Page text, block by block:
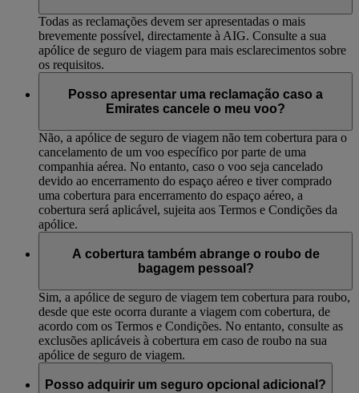
Todas as reclamações devem ser apresentadas o mais
brevemente possível, directamente à AIG. Consulte a sua
apólice de seguro de viagem para mais esclarecimentos sobre
os requisitos.
Posso apresentar uma reclamação caso a
Emirates cancele o meu voo?
Não, a apólice de seguro de viagem não tem cobertura para o
cancelamento de um voo específico por parte de uma
companhia aérea. No entanto, caso o voo seja cancelado
devido ao encerramento do espaço aéreo e tiver comprado
uma cobertura para encerramento do espaço aéreo, a
cobertura será aplicável, sujeita aos Termos e Condições da
apólice.
A cobertura também abrange o roubo de
bagagem pessoal?
Sim, a apólice de seguro de viagem tem cobertura para roubo,
desde que este ocorra durante a viagem com cobertura, de
acordo com os Termos e Condições. No entanto, consulte as
exclusões aplicáveis à cobertura em caso de roubo na sua
apólice de seguro de viagem.
Posso adquirir um seguro opcional adicional?